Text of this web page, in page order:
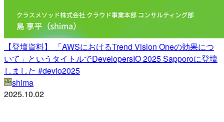
【登壇資料】 「AWSにおけるTrend Vision Oneの効果につ
いて」というタイトルでDevelopersIO 2025 Sapporoに登壇
しました #devio2025
shima
2025.10.02